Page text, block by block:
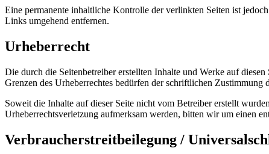
Eine permanente inhaltliche Kontrolle der verlinkten Seiten ist
Links umgehend entfernen.
Urheberrecht
Die durch die Seitenbetreiber erstellten Inhalte und Werke auf
Grenzen des Urheberrechtes bedürfen der schriftlichen
Soweit die Inhalte auf dieser Seite nicht vom Betreiber erstellt
Urheberrechtsverletzung aufmerksam werden, bitten wir um einen
Verbraucher­streit­beilegung /